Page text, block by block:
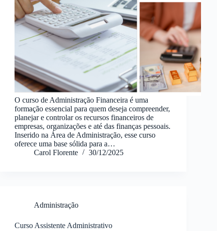
O curso de Administração Financeira é uma
formação essencial para quem deseja compreender,
planejar e controlar os recursos financeiros de
empresas, organizações e até das finanças pessoais.
Inserido na Área de Administração, esse curso
oferece uma base sólida para a…
Carol Florente
30/12/2025
Administração
Curso Assistente Administrativo